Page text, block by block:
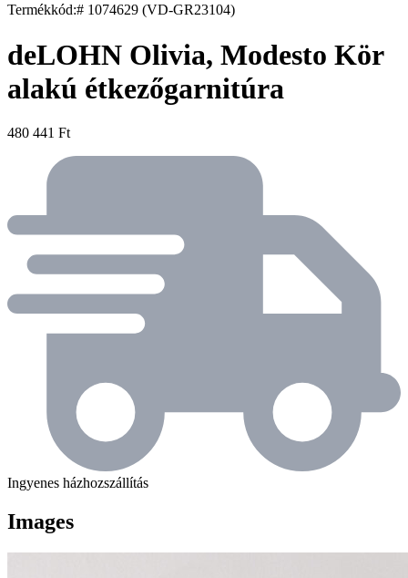
Termékkód:# 1074629 (VD-GR23104)
deLOHN Olivia, Modesto Kör
alakú étkezőgarnitúra
480 441 Ft
Ingyenes házhozszállítás
Images